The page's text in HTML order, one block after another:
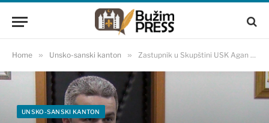
Home » Unsko-sanski kanton » Zastupnik u Skupštini USK Agan Bunić osuđen na kaznu zatvora zbog sabraćajne nesreće u kojoj je smrtno stradala jedna osoba
UNSKO-SANSKI KANTON